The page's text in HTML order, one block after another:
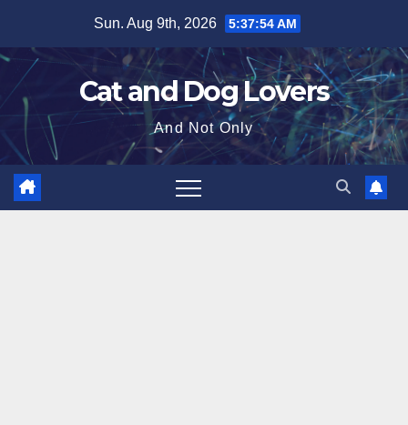
content
Sun. Aug 9th, 2026 5:37:55 AM
Cat and Dog Lovers
And Not Only